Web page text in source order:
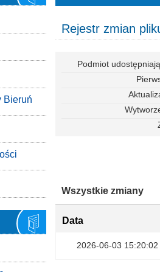
Rejestr zmian
Podmiot
Wszystkie zmiany
Data
2026-06-03 15:20:02
Bieruń